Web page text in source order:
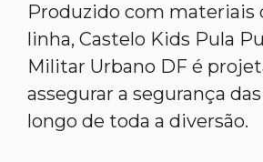
Produzido com materiais
linha, Castelo Kids Pula
Militar Urbano DF é
assegurar a segurança
longo de toda a diversão.